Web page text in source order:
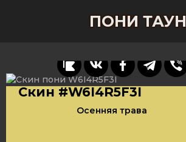
ПОНИ ТАУН
Скин #W6I4R5F3I
Осенняя трава